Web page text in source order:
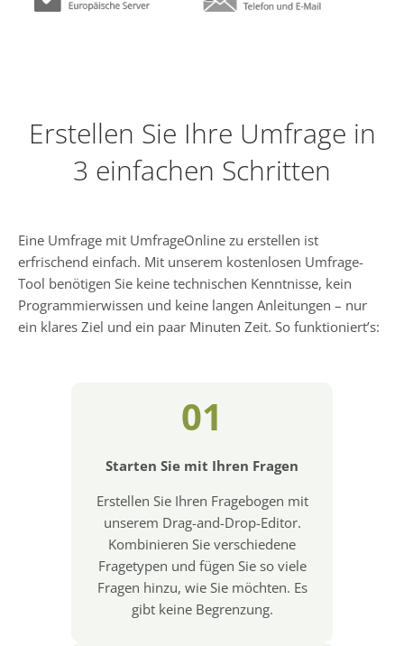
Erstellen Sie Ihre Umfrage in
3 einfachen Schritten
Eine Umfrage mit UmfrageOnline zu erstellen ist
erfrischend einfach. Mit unserem kostenlosen Umfrage-
Tool benötigen Sie keine technischen Kenntnisse, kein
Programmierwissen und keine langen Anleitungen – nur
ein klares Ziel und ein paar Minuten Zeit. So funktioniert’s:
01
Starten Sie mit Ihren Fragen
Erstellen Sie Ihren Fragebogen mit
unserem Drag-and-Drop-Editor.
Kombinieren Sie verschiedene
Fragetypen und fügen Sie so viele
Fragen hinzu, wie Sie möchten. Es
gibt keine Begrenzung.